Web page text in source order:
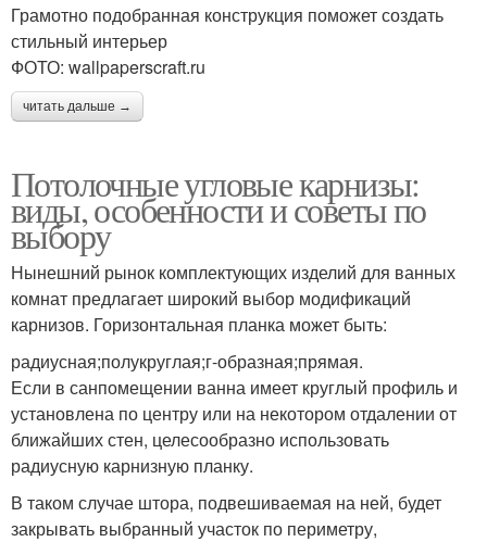
Грамотно подобранная конструкция поможет создать
стильный интерьер
ФОТО: wallpaperscraft.ru
читать дальше →
Потолочные угловые карнизы:
виды, особенности и советы по
выбору
Нынешний рынок комплектующих изделий для ванных
комнат предлагает широкий выбор модификаций
карнизов. Горизонтальная планка может быть:
радиусная;полукруглая;г-образная;прямая.
Если в санпомещении ванна имеет круглый профиль и
установлена по центру или на некотором отдалении от
ближайших стен, целесообразно использовать
радиусную карнизную планку.
В таком случае штора, подвешиваемая на ней, будет
закрывать выбранный участок по периметру,